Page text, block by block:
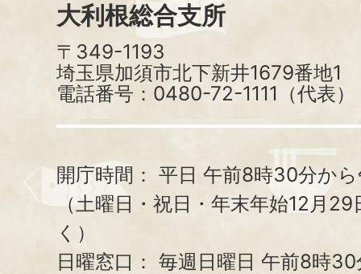
大利根総合支所
〒349-1193
埼玉県加須市北下新井1679番地1
電話番号：0480-72-1111（代表）
開庁時間： 平日 午前8時30分か
（土曜日・祝日・年末年始12月
く）
日曜窓口： 毎週日曜日 午前8時